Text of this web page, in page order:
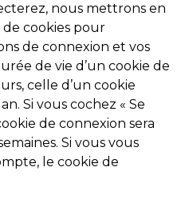
nous mettrons en
cookies pour
de connexion et vos
de vie d’un cookie de
celle d’un cookie
Si vous cochez « Se
de connexion sera
Si vous vous
le cookie de